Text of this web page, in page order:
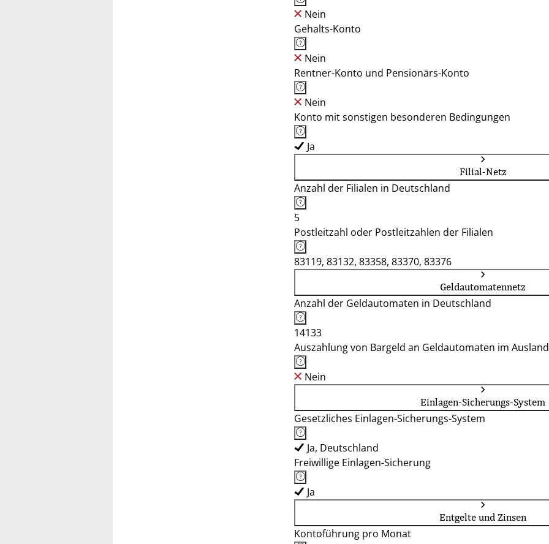
Nein
Gehalts-Konto
Nein
Rentner-Konto und Pensionärs-Konto
Nein
Konto mit sonstigen besonderen Bedingungen
Ja
Filial-Netz
Anzahl der Filialen in Deutschland
5
Postleitzahl oder Postleitzahlen der Filialen
83119, 83132, 83358, 83370, 83376
Geldautomatennetz
Anzahl der Geldautomaten in Deutschland
14133
Auszahlung von Bargeld an Geldautomaten im
Nein
Einlagen-Sicherungs-System
Gesetzliches Einlagen-Sicherungs-System
Ja, Deutschland
Freiwillige Einlagen-Sicherung
Ja
Entgelte und Zinsen
Kontoführung pro Monat